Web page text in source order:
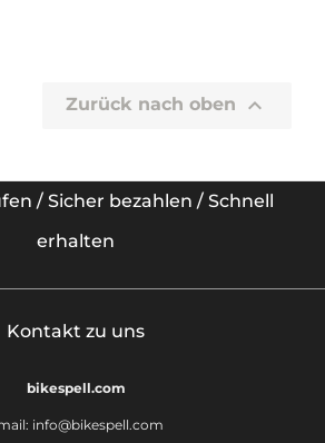
Zurück nach oben 
/ Sicher bezahlen / Schnell
erhalten
Kontakt zu uns
bikespell.com
info@bikespell.com